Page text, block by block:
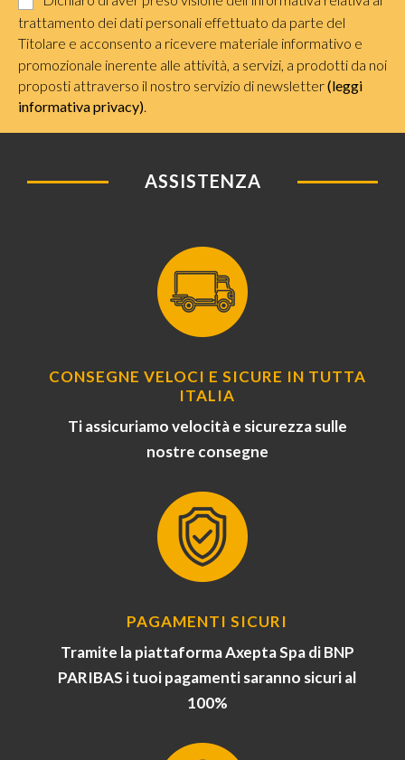
trattamento dei dati personali effettuato da parte del
Titolare e acconsento a ricevere materiale informativo e
promozionale inerente alle attività, a servizi, a prodotti da noi
proposti attraverso il nostro servizio di newsletter(leggi
informativa privacy).
ASSISTENZA
CONSEGNE VELOCI E SICURE IN TUTTA
ITALIA
Ti assicuriamo velocità e sicurezza sulle
nostre consegne
PAGAMENTI SICURI
Tramite la piattaforma Axepta Spa di BNP
PARIBAS i tuoi pagamenti saranno sicuri al
100%